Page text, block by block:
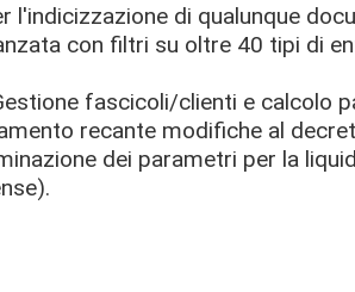
l'indicizzazione di qualunque
con filtri su oltre 40 tipi di
fascicoli/clienti e calcolo
recante modifiche al
dei parametri per la